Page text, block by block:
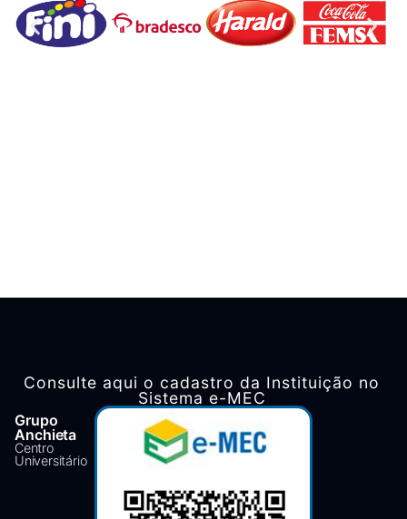
Grupo
Anchieta
Centro
Universitário
Consulte aqui o cadastro da Instituição no
Sistema e-MEC